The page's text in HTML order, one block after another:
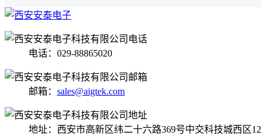
电话：029-88865020
邮箱： sales@aigtek.com
地址：西安市高新区纬二十六路369号中交科技城西区12